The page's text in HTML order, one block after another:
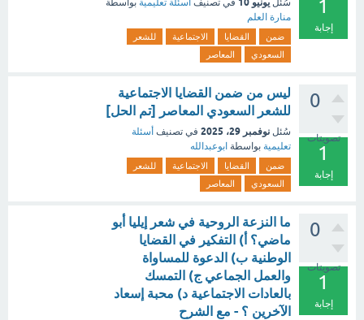
1
إجابة
سُئل في تصنيف أسئلة تعليمية بواسطة
منارة العلم
ضمن القضايا الاجتماعية
للشعر
السعودي
المعاصر
0
تصويتات
1
إجابة
ليس من ضمن القضايا الاجتماعية
للشعر السعودي المعاصر [تم الحل]
سُئل نوفمبر 29، 2025 في تصنيف أسئلة
تعليمية بواسطة ابوعبدالله
ضمن القضايا الاجتماعية
للشعر
السعودي
المعاصر
0
تصويتات
1
إجابة
ما النزعة الروحية في شعر إيليا أبو
ماضي؟ أ) التفكير في القضايا
الوطنية ب) الدعوة للمساواة
والعمل الجماعي ج) التمسك
بالعادات الاجتماعية د) محبة إسعاد
الآخرين ؟ - مع الشرح